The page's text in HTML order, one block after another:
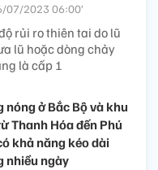
07/2023 06:00’
rủi ro thiên tai do lũ
lũ hoặc dòng chảy
là cấp 1
nóng ở Bắc Bộ và khu
Thanh Hóa đến Phú
khả năng kéo dài
nhiều ngày